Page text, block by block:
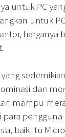
untuk PC
untuk
harganya
dan
mampu
para
baik Itu